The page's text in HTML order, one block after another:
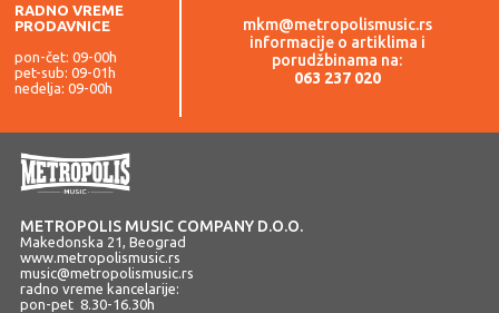
RADNO VREME
PRODAVNICE
pon-čet: 09-00h
pet-sub: 09-01h
nedelja: 09-00h
mkm@metropolismusic.rs
informacije o artiklima i
porudžbinama na:
063 237 020
METROPOLIS MUSIC COMPANY D.O.O.
Makedonska 21, Beograd
www.metropolismusic.rs
music@metropolismusic.rs
radno vreme kancelarije:
pon-pet 8.30-16.30h